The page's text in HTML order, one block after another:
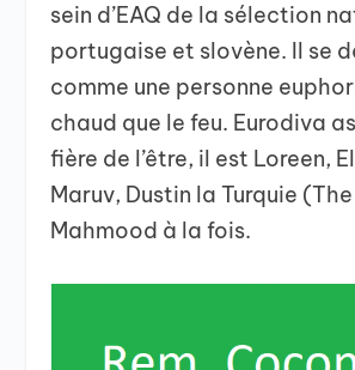
sein d’EAQ de la sélection
portugaise et slovène. Il se
comme une personne
chaud que le feu. Eurodiva
fière de l’être, il est Loreen,
Maruv, Dustin la Turquie
Mahmood à la fois.